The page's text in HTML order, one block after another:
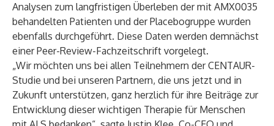
Analysen zum langfristigen Überleben der mit AMX0035
behandelten Patienten und der Placebogruppe wurden
ebenfalls durchgeführt. Diese Daten werden demnächst
einer Peer-Review-Fachzeitschrift vorgelegt.
„Wir möchten uns bei allen Teilnehmern der CENTAUR-
Studie und bei unseren Partnern, die uns jetzt und in
Zukunft unterstützen, ganz herzlich für ihre Beiträge zur
Entwicklung dieser wichtigen Therapie für Menschen